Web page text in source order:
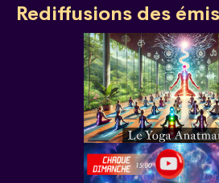
Rediffusions des